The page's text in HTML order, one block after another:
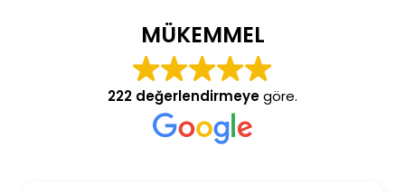
MÜKEMMEL
222 değerlendirmeyegöre.